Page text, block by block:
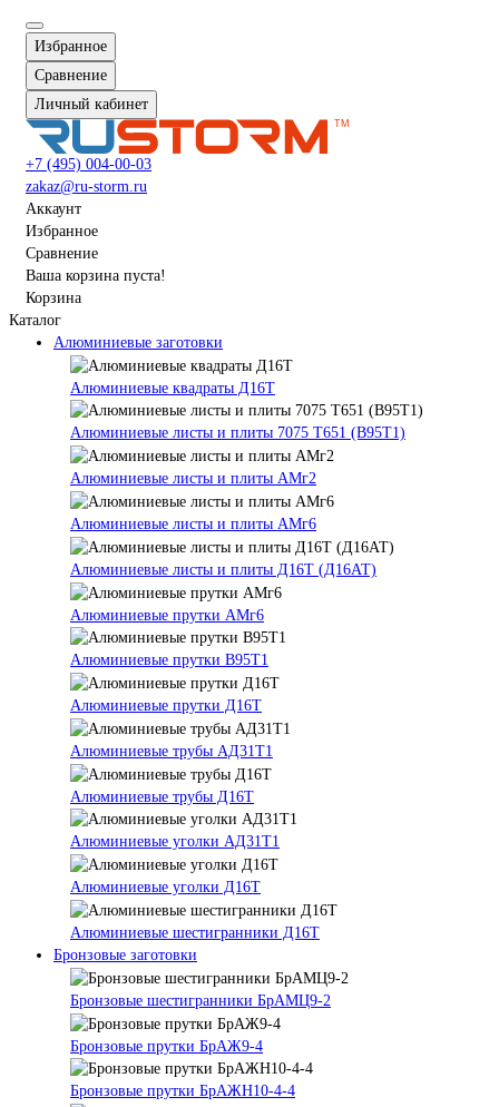
Избранное
Сравнение
Личный кабинет
+7 (495) 004-00-03
zakaz@ru-storm.ru
Аккаунт
Избранное
Сравнение
Ваша корзина пуста!
Корзина
Каталог
Алюминиевые заготовки
Алюминиевые квадраты Д16Т
Алюминиевые листы и плиты 7075 Т651 (В95Т1)
Алюминиевые листы и плиты АМг2
Алюминиевые листы и плиты АМг6
Алюминиевые листы и плиты Д16Т (Д16АТ)
Алюминиевые прутки АМг6
Алюминиевые прутки В95Т1
Алюминиевые прутки Д16Т
Алюминиевые трубы АД31Т1
Алюминиевые трубы Д16Т
Алюминиевые уголки АД31Т1
Алюминиевые уголки Д16Т
Алюминиевые шестигранники Д16Т
Бронзовые заготовки
Бронзовые шестигранники БрАМЦ9-2
Бронзовые прутки БрАЖ9-4
Бронзовые прутки БрАЖН10-4-4